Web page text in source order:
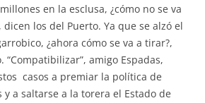
en la esclusa, ¿cómo no se va
los del Puerto. Ya que se alzó el
¿ahora cómo se va a tirar?,
amigo Espadas,
casos a premiar la política de
y a saltarse a la torera el Estado de